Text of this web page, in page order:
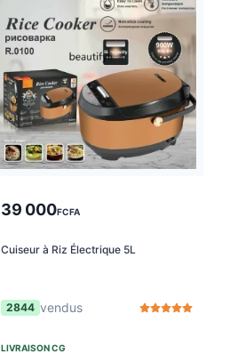
39 000FCFA
Cuiseur à Riz Électrique 5L
2844 vendus
LIVRAISONCG